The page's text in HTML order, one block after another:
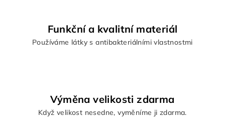
Funkční a kvalitní materiál
Používáme látky s antibakteriálními vlastnostmi
Výměna velikosti zdarma
Když velikost nesedne, vyměníme ji zdarma.